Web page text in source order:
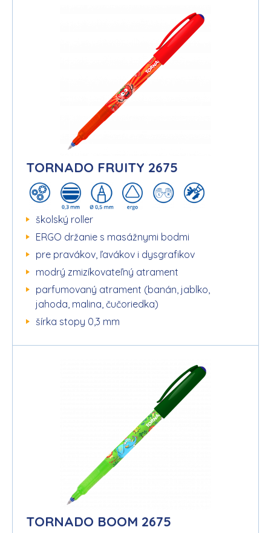
TORNADO FRUITY 2675
školský roller
ERGO držanie s masážnymi bodmi
pre pravákov, ľavákov i dysgrafikov
modrý zmizíkovateľný atrament
parfumovaný atrament (banán, jablko,
jahoda, malina, čučoriedka)
šírka stopy 0,3 mm
TORNADO BOOM 2675